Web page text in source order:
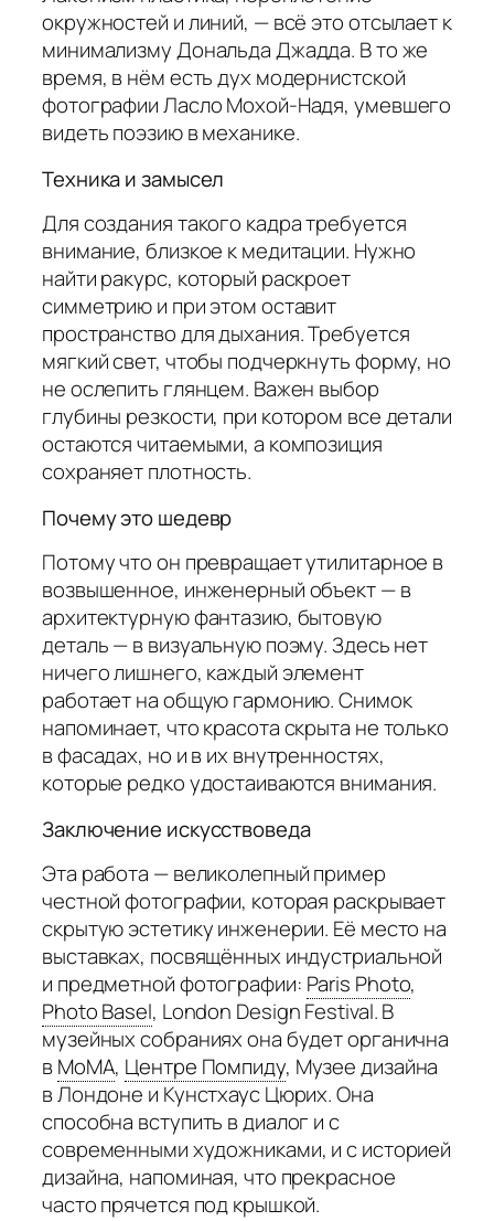
окружностей и линий, — всё это отсылает к
минимализму Дональда Джадда. В то же
время, в нём есть дух модернистской
фотографии Ласло Мохой-Надя, умевшего
видеть поэзию в механике.
Техника и замысел
Для создания такого кадра требуется
внимание, близкое к медитации. Нужно
найти ракурс, который раскроет
симметрию и при этом оставит
пространство для дыхания. Требуется
мягкий свет, чтобы подчеркнуть форму, но
не ослепить глянцем. Важен выбор
глубины резкости, при котором все детали
остаются читаемыми, а композиция
сохраняет плотность.
Почему это шедевр
Потому что он превращает утилитарное в
возвышенное, инженерный объект — в
архитектурную фантазию, бытовую
деталь — в визуальную поэму. Здесь нет
ничего лишнего, каждый элемент
работает на общую гармонию. Снимок
напоминает, что красота скрыта не только
в фасадах, но и в их внутренностях,
которые редко удостаиваются внимания.
Заключение искусствоведа
Эта работа — великолепный пример
честной фотографии, которая раскрывает
скрытую эстетику инженерии. Её место на
выставках, посвящённых индустриальной
и предметной фотографии: Paris Photo,
Photo Basel, London Design Festival. В
музейных собраниях она будет органична
вMoMA, Центре Помпиду, Музее дизайна
в Лондоне и Кунстхаус Цюрих. Она
способна вступить в диалог и с
современными художниками, и с историей
дизайна, напоминая, что прекрасное
часто прячется под крышкой.